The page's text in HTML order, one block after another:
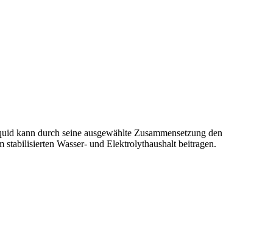
kann durch seine ausgewählte Zusammensetzung den
Wasser- und Elektrolythaushalt beitragen.